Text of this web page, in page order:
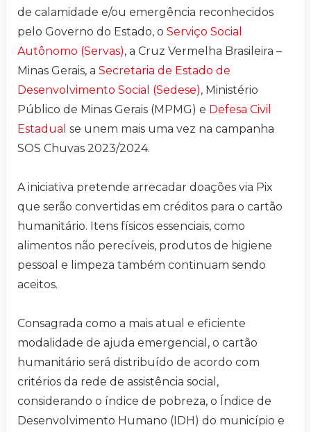
de calamidade e/ou emergência reconhecidos
pelo Governo do Estado, o Serviço Social
Autônomo (Servas), a Cruz Vermelha Brasileira –
Minas Gerais, a Secretaria de Estado de
Desenvolvimento Social (Sedese), Ministério
Público de Minas Gerais (MPMG) e Defesa Civil
Estadual se unem mais uma vez na campanha
SOS Chuvas 2023/2024.
A iniciativa pretende arrecadar doações via Pix
que serão convertidas em créditos para o cartão
humanitário. Itens físicos essenciais, como
alimentos não perecíveis, produtos de higiene
pessoal e limpeza também continuam sendo
aceitos.
Consagrada como a mais atual e eficiente
modalidade de ajuda emergencial, o cartão
humanitário será distribuído de acordo com
critérios da rede de assistência social,
considerando o índice de pobreza, o Índice de
Desenvolvimento Humano (IDH) do município e